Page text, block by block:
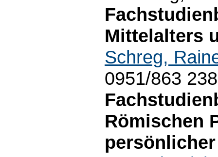
Mittelalters
Schreg,
0951/863
Römischen